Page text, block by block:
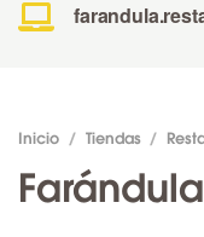
Inicio / Tiendas /
Farándula